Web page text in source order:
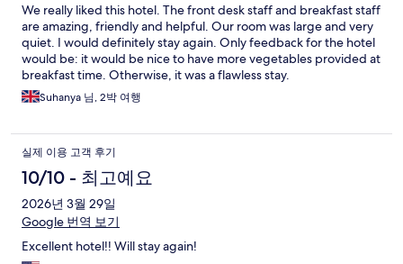
We really liked this hotel. The front desk staff and breakfast staff
are amazing, friendly and helpful. Our room was large and very
quiet. I would definitely stay again. Only feedback for the hotel
would be: it would be nice to have more vegetables provided at
breakfast time. Otherwise, it was a flawless stay.
Suhanya 님, 2박 여행
실제 이용 고객 후기
10/10 - 최고예요
2026년 3월 29일
Google 번역 보기
Excellent hotel!! Will stay again!